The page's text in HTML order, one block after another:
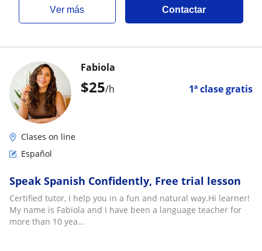
ver más Contactar
$25/h 1ª clase gratis
Fabiola
Clases on line
Español
Speak Spanish Confidently, Free trial lesson
Certified tutor, I help you in a fun and natural way.Hi learner!
My name is Fabiola and I have been a language teacher for
more than 10 yea...